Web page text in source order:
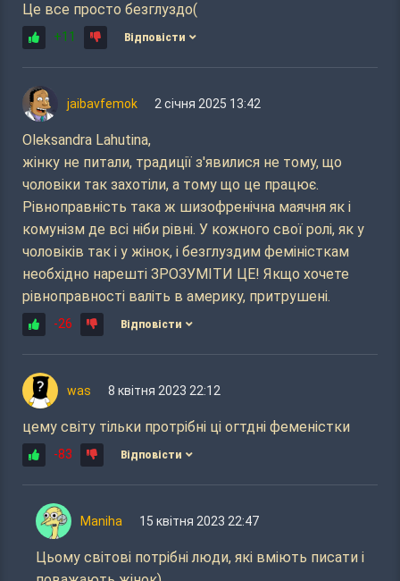
Це все просто безглуздо(
+11 Відповісти
jaibavfemok 2 січня 2025 13:42
Oleksandra Lahutina,
жінку не питали, традиції з'явилися не тому, що
чоловіки так захотіли, а тому що це працює.
Рівноправність така ж шизофренічна маячня як і
комунізм де всі ніби рівні. У кожного свої ролі, як у
чоловіків так і у жінок, і безглуздим феміністкам
необхідно нарешті ЗРОЗУМІТИ ЦЕ! Якщо хочете
рівноправності валіть в америку, притрушені.
-26 Відповісти
was 8 квітня 2023 22:12
цему світу тільки протрібні ці огтдні феменістки
-83 Відповісти
Maniha 15 квітня 2023 22:47
Цьому світові потрібні люди, які вміють писати і